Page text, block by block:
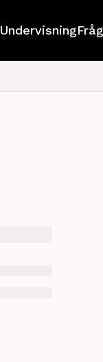
Undervisning